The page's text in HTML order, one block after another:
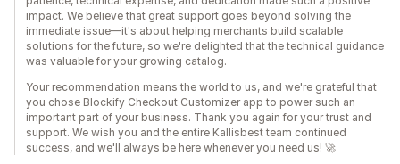
impact. We believe that great support goes beyond solving the
immediate issue—it's about helping merchants build scalable
solutions for the future, so we're delighted that the technical guidance
was valuable for your growing catalog.
Your recommendation means the world to us, and we're grateful that
you chose Blockify Checkout Customizer app to power such an
important part of your business. Thank you again for your trust and
support. We wish you and the entire Kallisbest team continued
success, and we'll always be here whenever you need us! 🚀